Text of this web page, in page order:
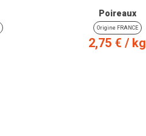
Poireaux
Origine FRANCE
Prix
2,75 € / kg